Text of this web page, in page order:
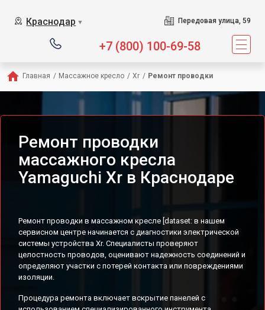
Краснодар ▼ Передовая улица, 59
+7 (800) 100-69-58
Главная / Массажное кресло / Xr / Ремонт проводки
Ремонт проводки
массажного кресла
Yamaguchi Xr в Краснодаре
Ремонт проводки в массажном кресле [dataset: в нашем
сервисном центре начинается с диагностики электрической
системы устройства Xr. Специалисты проверяют
целостность проводов, оценивают надежность соединений и
определяют участки с потерей контакта или повреждениями
изоляции.
Процедура ремонта включает вскрытие панелей с